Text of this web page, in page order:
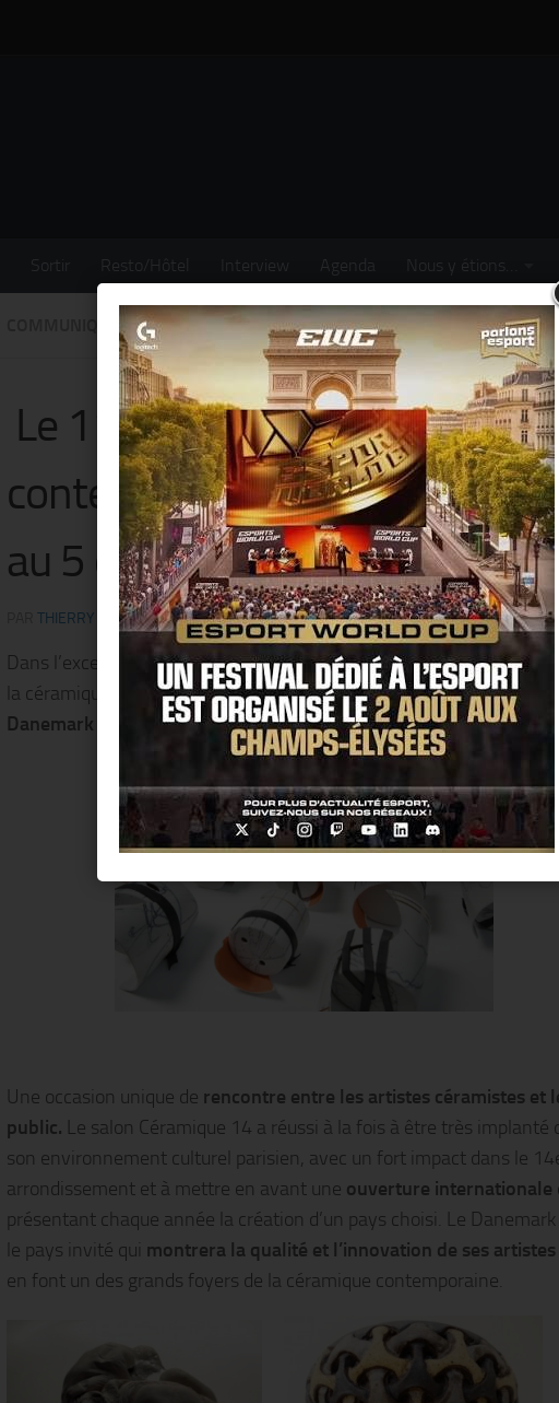
Sortir Resto/Hôtel Interview Agenda Nous y étions…
COMMUNIQUÉS / EXPO
Le 11e salon de la céramique
contemporain s’expose à
au 5 octobre 2014 !
THIERRY KER·8 SEPTEMBRE 2014
Dans l’exceptionnellesalle Art déco de la Mairie du 14è
la céramique d’art contemporain s’expose. Avec cette année le
Danemark et sa créativitécomme invité.
Une occasion unique de rencontre entre les artistes céramistes et
public. Le salon Céramique 14 a réussi à la fois à être très implanté
son environnement culturel parisien, avec un fort impact dans le
arrondissement et à mettre en avant une ouverture internationale
présentant chaque année la création d’un pays choisi. Le
le pays invité qui montrera la qualité et l’innovation de ses artistes
en font un des grands foyers de la céramique contemporaine.